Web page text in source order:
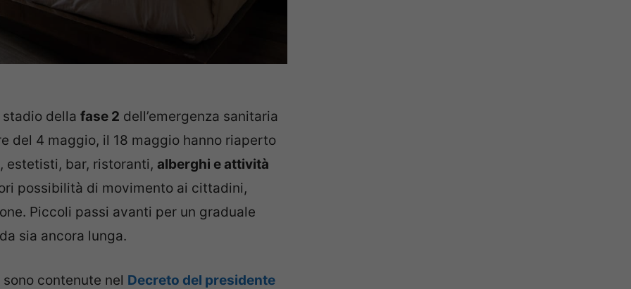
della fase 2 dell’emergenza sanitaria
del 4 maggio, il 18 maggio hanno riaperto
estetisti, bar, ristoranti, alberghi e attività
possibilità di movimento ai cittadini,
Piccoli passi avanti per un graduale
sia ancora lunga.
contenute nel Decreto del presidente